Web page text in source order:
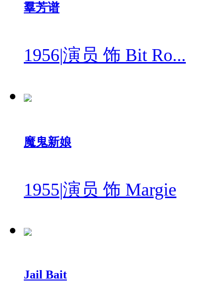
羣芳谱
1956|演员 饰 Bit Ro...
魔鬼新娘
1955|演员 饰 Margie
Jail Bait